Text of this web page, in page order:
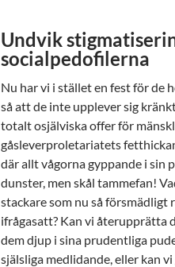
Undvik
socialpedofilerna
Nu har vi i stället en fest för de
så att de inte upplever sig
totalt osjälviska offer för
gåsleverproletariatets
där allt vågorna gyppande i sin
dunster, men skål tammefan!
stackare som nu så försmädligt
ifrågasatt? Kan vi återupprätta
dem djup i sina prudentliga
själsliga medlidande, eller kan